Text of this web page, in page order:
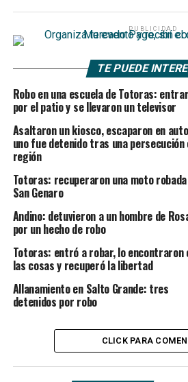
PUBLICIDAD
TE PUEDE
Robo en una escuela de Totoras:
por el patio y se llevaron un televisor
Asaltaron un kiosco, escaparon en
uno fue detenido tras una persecución
región
Totoras: recuperaron una moto
San Genaro
Andino: detuvieron a un hombre de
por un hecho de robo
Totoras: entró a robar, lo encontraron
las cosas y recuperó la libertad
Allanamiento en Salto Grande: tres
detenidos por robo
CLICK PARA